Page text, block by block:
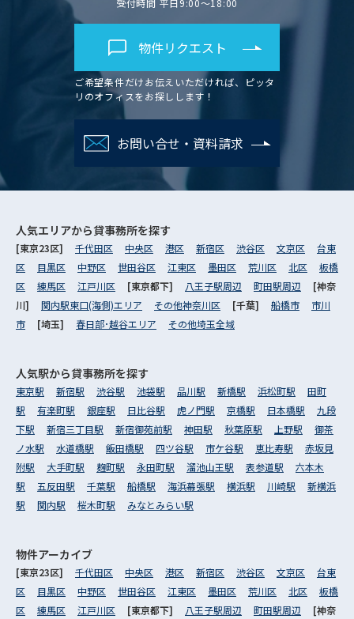
受付時間 平日9:00～18:00
物件リクエスト
ご希望条件だけお伝えいただければ、ピッタ
リのオフィスをお探しします！
お問い合せ・資料請求
人気エリアから貸事務所を探す
[東京23区] 千代田区 中央区 港区 新宿区 渋谷区 文京区
台東
区
目黒区 中野区 世田谷区 江東区 墨田区 荒川区 北区
板橋
区
練馬区 江戸川区 [東京都下] 八王子駅周辺 町田駅周辺
[神奈
川] 関内駅東口(海側)エリア その他神奈川区 [千葉] 船橋市
市川
市
[埼玉] 春日部･越谷エリア その他埼玉全域
人気駅から貸事務所を探す
東京駅 新宿駅 渋谷駅 池袋駅 品川駅 新橋駅 浜松町駅
田町
駅
有楽町駅 銀座駅 日比谷駅 虎ノ門駅 京橋駅 日本橋駅
九段
下駅
新宿三丁目駅 新宿御苑前駅 神田駅 秋葉原駅 上野駅
御茶
ノ水駅
水道橋駅 飯田橋駅 四ツ谷駅 市ケ谷駅 恵比寿駅
赤坂見
附駅
大手町駅 麹町駅 永田町駅 溜池山王駅 表参道駅
六本木
駅
五反田駅 千葉駅 船橋駅 海浜幕張駅 横浜駅 川崎駅
新横浜
駅
関内駅 桜木町駅 みなとみらい駅
物件アーカイブ
[東京23区] 千代田区 中央区 港区 新宿区 渋谷区 文京区
台東
区
目黒区 中野区 世田谷区 江東区 墨田区 荒川区 北区
板橋
区
練馬区 江戸川区 [東京都下] 八王子駅周辺 町田駅周辺 [神奈